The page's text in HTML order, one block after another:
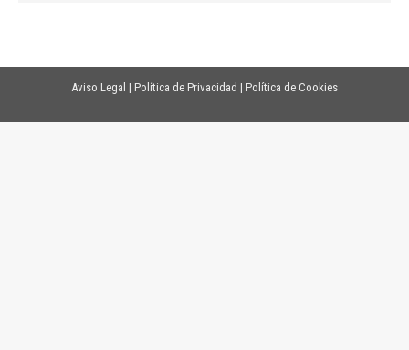
Aviso Legal | Política de Privacidad | Política de Cookies